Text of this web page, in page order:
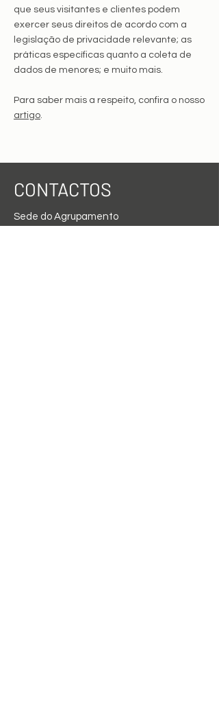
que seus visitantes e clientes podem
exercer seus direitos de acordo com a
legislação de privacidade relevante; as
práticas específicas quanto a coleta de
dados de menores; e muito mais.
Para saber mais a respeito, confira o nosso
artigo.
CONTACTOS
Sede do Agrupamento